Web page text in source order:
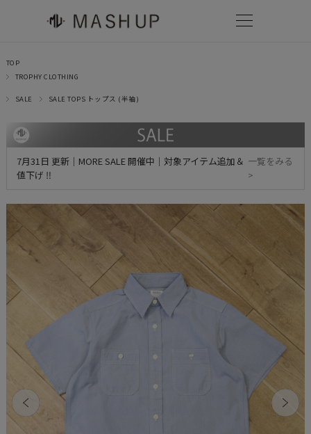
TOP
TROPHY CLOTHING
SALE SALE TOPS トップス (半袖)
7月31日 更新｜MORE SALE 開催中｜対象アイテム追加＆
値下げ ‼
一覧をみる
>